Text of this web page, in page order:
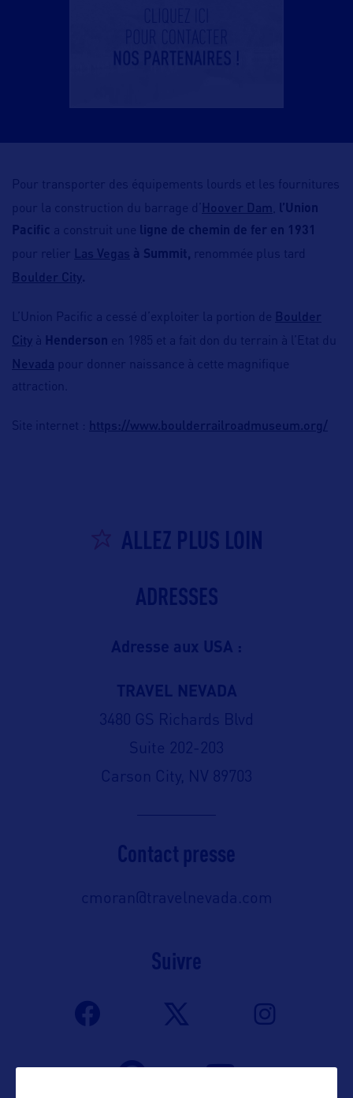
Pour transporter des équipe­ments lourds et les fournitures
pour la construction du barrage d’
Hoover Dam
l’Union
Pacific a construit une
ligne de chemin de fer en 1931
pour relier
Las Vegas à Summit, renommée plus tard
Boulder City.
L’Union Pacific a cessé d’exploiter la portion de Boulder
City à Henderson en 1985 et a fait don du terrain à l’Etat du
Nevada pour donner naissance à cette magnifique
attraction.
Site internet : https://www.boulderrailroadmuseum.org/
ALLEZ PLUS LOIN
ADRESSES
Adresse aux USA :
TRAVEL NEVADA
3480 GS Richards Blvd
Suite 202-203
Carson City, NV 89703
Contact presse
cmoran@travelnevada.com
Suivre